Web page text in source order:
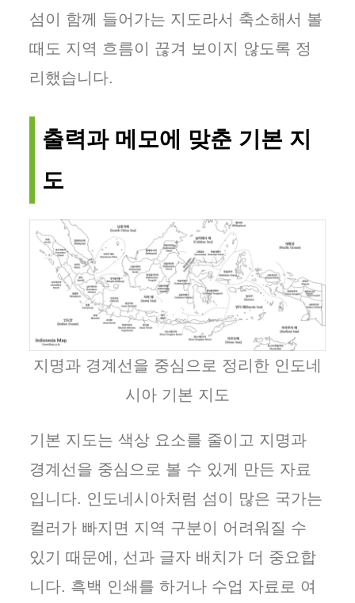
섬이 함께 들어가는 지도라서 축소해서 볼
때도 지역 흐름이 끊겨 보이지 않도록 정
리했습니다.
출력과 메모에 맞춘 기본 지
도
지명과 경계선을 중심으로 정리한 인도네
시아 기본 지도
기본 지도는 색상 요소를 줄이고 지명과
경계선을 중심으로 볼 수 있게 만든 자료
입니다. 인도네시아처럼 섬이 많은 국가는
컬러가 빠지면 지역 구분이 어려워질 수
있기 때문에, 선과 글자 배치가 더 중요합
니다. 흑백 인쇄를 하거나 수업 자료로 여